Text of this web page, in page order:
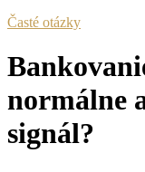
Časté otázky
normálne
signál?